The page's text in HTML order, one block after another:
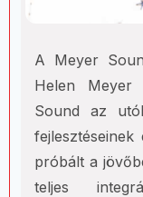
A Meyer
Helen Meyer
Sound az
próbált a
teljes